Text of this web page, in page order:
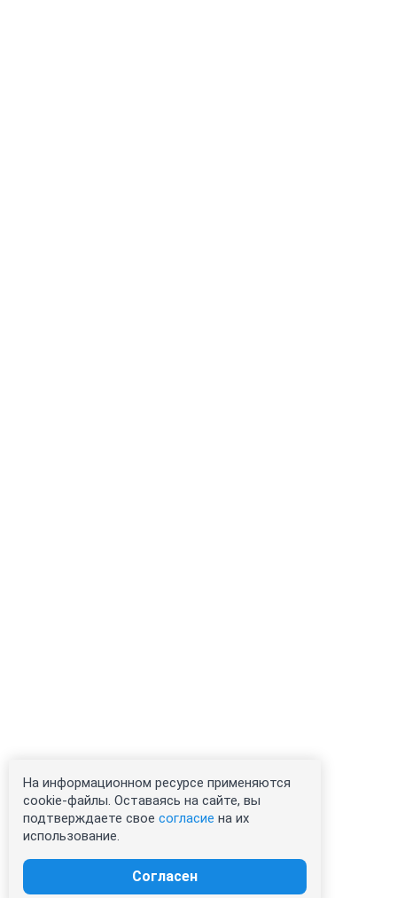
На информационном ресурсе применяются
cookie-файлы. Оставаясь на сайте, вы
подтверждаете свое согласие на их
использование.
Согласен